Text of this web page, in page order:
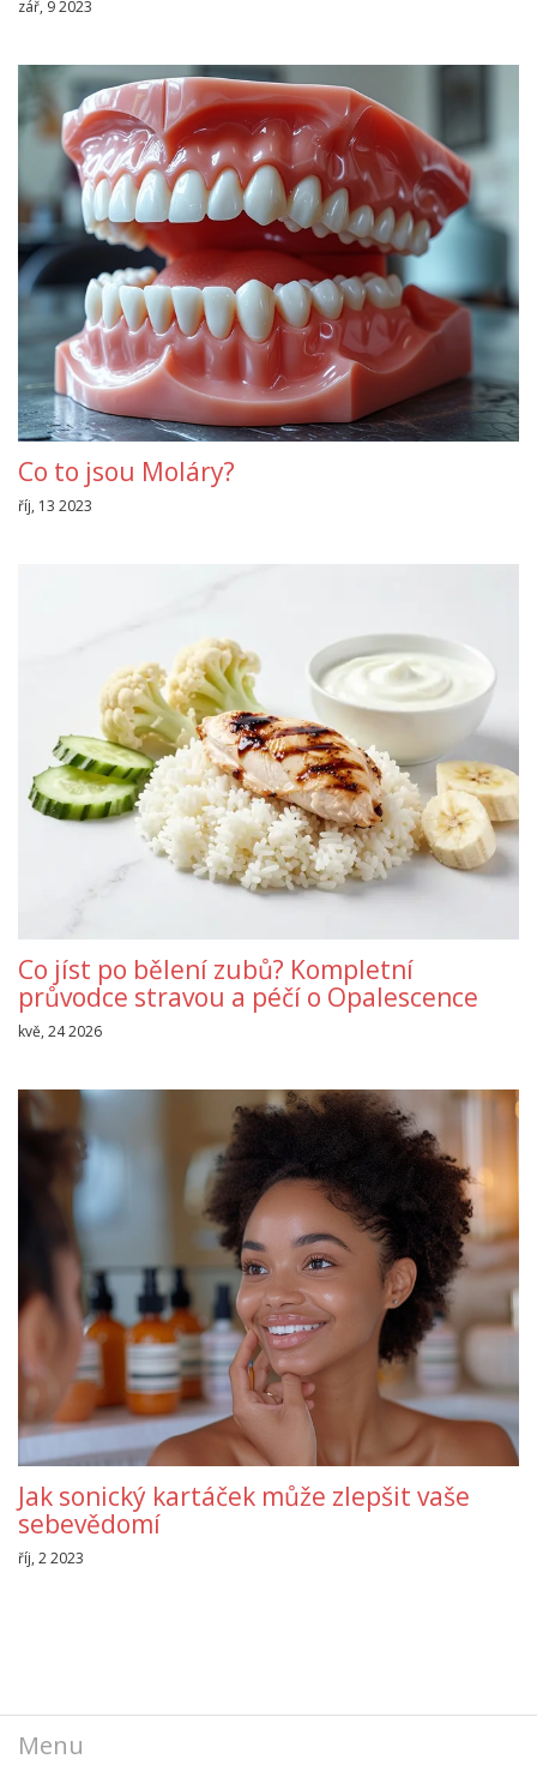
zář, 9 2023
Co to jsou Moláry?
říj, 13 2023
Co jíst po bělení zubů? Kompletní
průvodce stravou a péčí o Opalescence
kvě, 24 2026
Jak sonický kartáček může zlepšit vaše
sebevědomí
říj, 2 2023
Menu